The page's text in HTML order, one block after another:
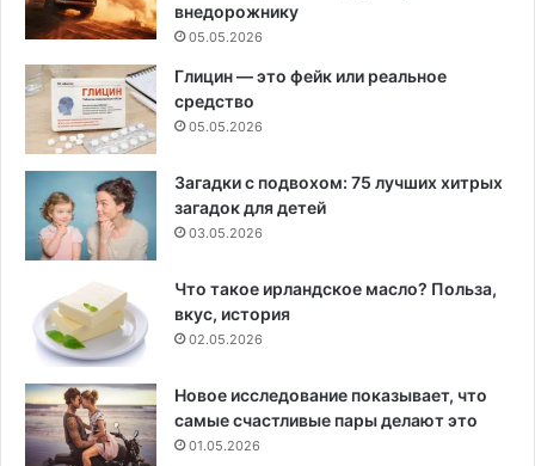
внедорожнику
05.05.2026
Глицин — это фейк или реальное
средство
05.05.2026
Загадки с подвохом: 75 лучших хитрых
загадок для детей
03.05.2026
Что такое ирландское масло? Польза,
вкус, история
02.05.2026
Новое исследование показывает, что
самые счастливые пары делают это
01.05.2026